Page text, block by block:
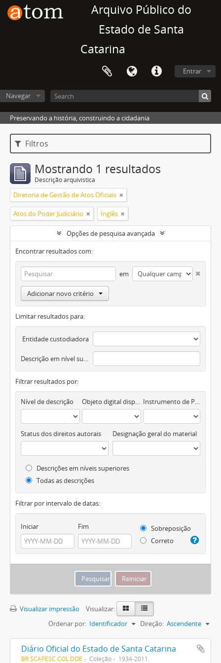
Arquivo Público do
Estado de Santa
Catarina
Entrar
Navegar
Preservando a história, construindo a cidadania
Filtros
Mostrando 1 resultados
Descrição arquivística
Diretoria de Gestão de Atos Oficiais
Atos do Poder Judiciário Inglês
Opções de pesquisa avançada
Encontrar resultados com:
em
Adicionar novo critério
Limitar resultados para:
Entidade custodiadora
Descrição em nível superior
Filtrar resultados por:
Nível de descrição Objeto digital disponível Instrumento de Pesquisa
Status dos direitos autorais Designação geral do material
Descrições em níveis superiores
Todas as descrições
Filtrar por intervalo de datas:
Iniciar Fim
Sobreposição
Correto
Visualizar impressão
Visualizar:
Ordenar por: Identificador Direção: Ascendente
Diário Oficial do Estado de Santa Catarina
BR SCAPESC COL DOE Coleção 1934-2011